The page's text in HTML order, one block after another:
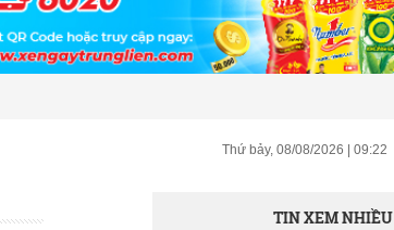
Thứ bảy, 08/08/2026 | 09:22
TIN XEM NHIỀU